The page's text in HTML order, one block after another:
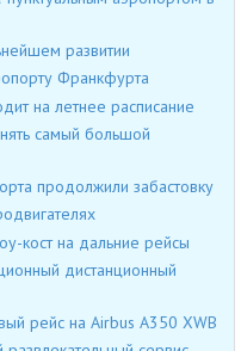
развитии
Франкфурта
на летнее расписание
самый большой
продолжили забастовку
кост на дальние рейсы
дистанционный
рейс на Airbus A350 XWB